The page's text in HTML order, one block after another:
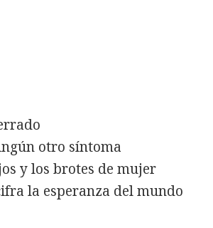
otro síntoma
y los brotes de mujer
la esperanza del mundo